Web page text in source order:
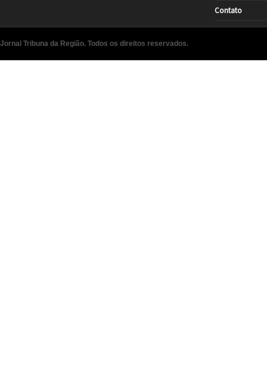
Contato
Jornal Tribuna da Região. Todos os direitos reservados.